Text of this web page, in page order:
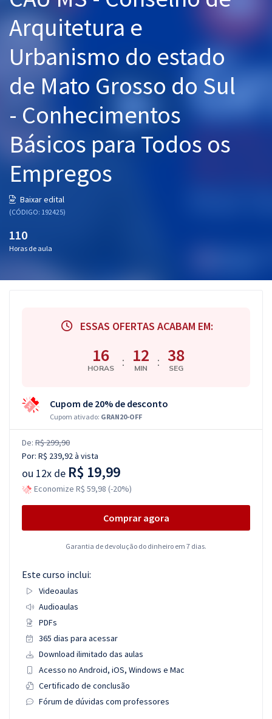
Graduação
Mentorias
Questões grátis
Conteúdo gratuito
Blog
Aprovados
Atendimento
Arquitetura e
Urbanismo do estado
de Mato Grosso do Sul
- Conhecimentos
Básicos para Todos os
Empregos
Baixar edital
(CÓDIGO: 192425)
110
Horas de aula
ESSAS OFERTAS ACABAM EM:
16
HORAS : 12
MIN : 38
SEG
Cupom de 20% de desconto
Cupom ativado: GRAN20-OFF
De: R$ 299,90
Por: R$ 239,92à vista
ou 12x de R$ 19,99
Economize R$ 59,98 (-20%)
Comprar agora
Garantia de devolução do dinheiro em 7 dias.
Este curso inclui:
Videoaulas
Audioaulas
PDFs
365 dias para acessar
Download ilimitado das aulas
Acesso no Android, iOS, Windows e Mac
Certificado de conclusão
Fórum de dúvidas com professores